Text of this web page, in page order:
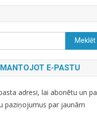
Meklēt:
E-PASTU
adresi, lai abonētu un pa
paziņojumus par jaunām